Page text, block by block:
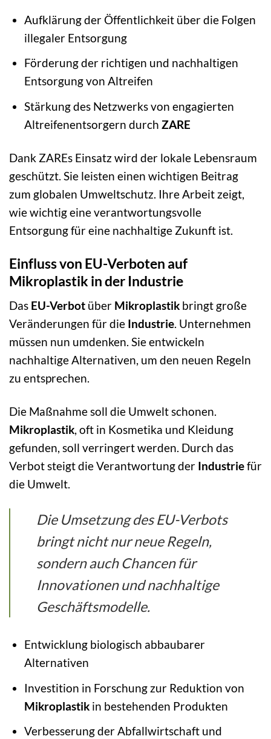
Aufklärung der Öffentlichkeit über die Folgen
illegaler Entsorgung
Förderung der richtigen und nachhaltigen
Entsorgung von Altreifen
Stärkung des Netzwerks von engagierten
Altreifenentsorgern durch ZARE
Dank ZAREs Einsatz wird der lokale Lebensraum
geschützt. Sie leisten einen wichtigen Beitrag
zum globalen Umweltschutz. Ihre Arbeit zeigt,
wie wichtig eine verantwortungsvolle
Entsorgung für eine nachhaltige Zukunft ist.
Einfluss von EU-Verboten auf
Mikroplastik in der Industrie
Das EU-Verbot über Mikroplastik bringt große
Veränderungen für die Industrie. Unternehmen
müssen nun umdenken. Sie entwickeln
nachhaltige Alternativen, um den neuen Regeln
zu entsprechen.
Die Maßnahme soll die Umwelt schonen.
Mikroplastik, oft in Kosmetika und Kleidung
gefunden, soll verringert werden. Durch das
Verbot steigt die Verantwortung der Industriefür
die Umwelt.
Die Umsetzung des EU-Verbots
bringt nicht nur neue Regeln,
sondern auch Chancen für
Innovationen und nachhaltige
Geschäftsmodelle.
Entwicklung biologisch abbaubarer
Alternativen
Investition in Forschung zur Reduktion von
Mikroplastikin bestehenden Produkten
Verbesserung der Abfallwirtschaft und